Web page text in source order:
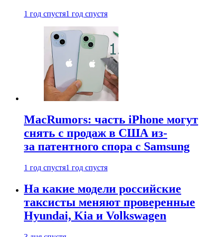
1 год спустя1 год спустя
MacRumors: часть iPhone могут
снять с продаж в США из-
за патентного спора с Samsung
1 год спустя1 год спустя
На какие модели российские
таксисты меняют проверенные
Hyundai, Kia и Volkswagen